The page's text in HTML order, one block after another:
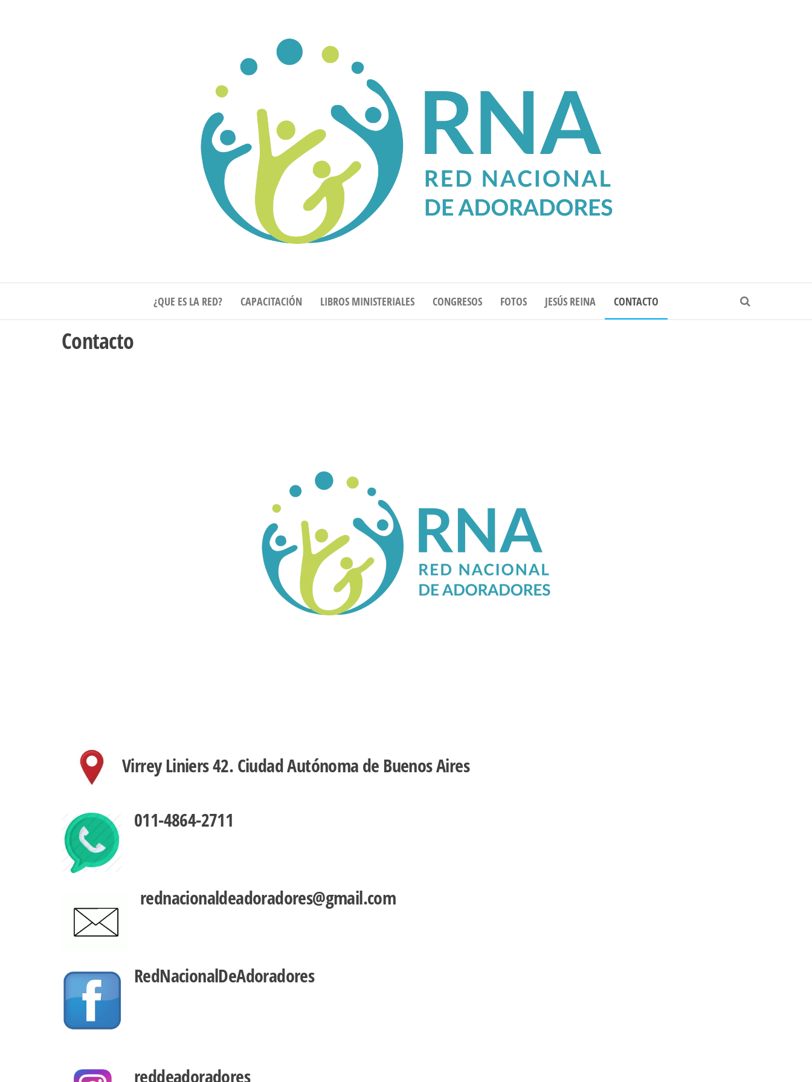
RNA CONECTANDO Y CAPACITANDO ADORADORES EN TODO EL PAIS
¿QUE ES LA RED? CAPACITACIÓN LIBROS MINISTERIALES CONGRESOS FOTOS JESÚS REINA CONTACTO
Contacto
Virrey Liniers 42. Ciudad Autónoma de Buenos Aires
011-4864-2711
rednacionaldeadoradores@gmail.com
RedNacionalDeAdoradores
reddeadoradores